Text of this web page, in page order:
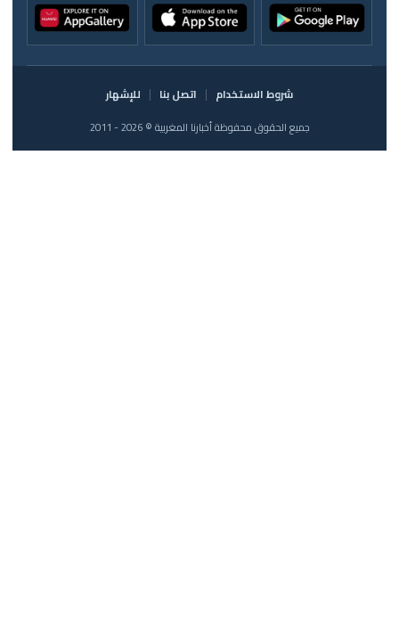
شروط الاستخدام اتصل بنا
للإشهار
جميع الحقوق محفوظة أخبارنا المغربية © 2026 - 2011